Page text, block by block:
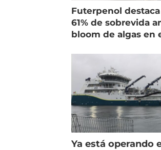
Futerpenol
61% de sobrevida
bloom de algas en
Ya está operando